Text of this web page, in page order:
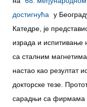
достигнућа
у
Катедре, је
израда и испитивање
са сталним магнетима
настао као резултат
докторске тезе.
сарадњи са фирмама